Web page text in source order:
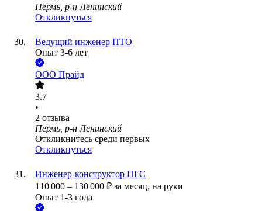
Пермь, р-н Ленинский
Откликнуться
Ведущий инженер ПТО
Опыт 3-6 лет
ООО Прайд
3.7
•
2 отзыва
Пермь, р-н Ленинский
Откликнитесь среди первых
Откликнуться
Инженер-конструктор ПГС
110 000 – 130 000 ₽ за месяц, на руки
Опыт 1-3 года